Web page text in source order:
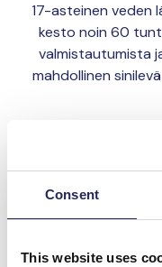
Consent
This website uses
17-asteinen veden
kesto noin 60
valmistautumista
mahdollinen
Uimalla yli ry:n
tuoda
mukaan tiimiin